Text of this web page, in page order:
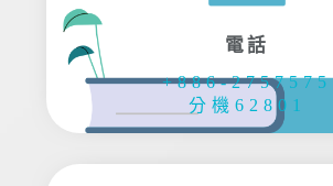
電話
+886-2757575
分機62801